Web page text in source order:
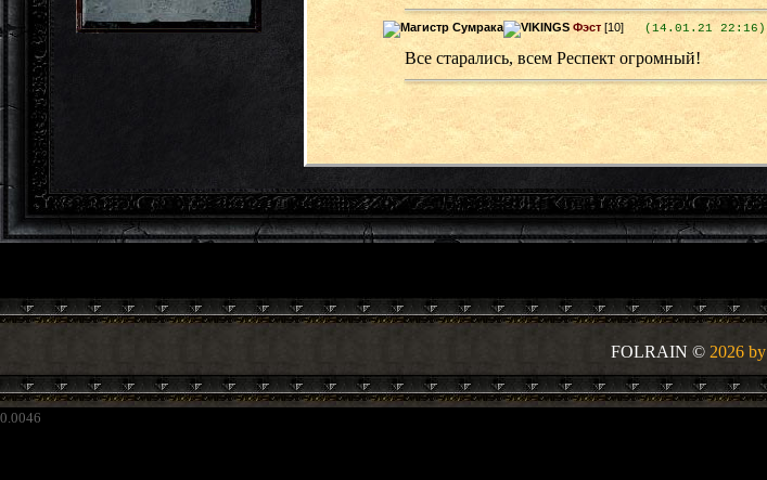
Фэст [10] (14.01.21 22:16)
Все старались, всем Респект огромный!
FOLRAIN © 2026 by
0.0046